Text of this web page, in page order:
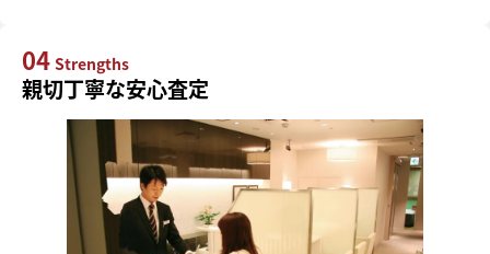
04 Strengths
親切丁寧な安心査定